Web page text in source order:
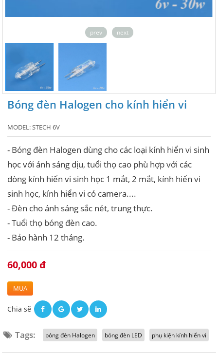
prev next
Bóng đèn Halogen cho kính hiển vi
MODEL:STECH 6V
- Bóng đèn Halogen dùng cho các loại kính hiển vi sinh
học với ánh sáng dịu, tuổi thọ cao phù hợp với các
dòng kính hiển vi sinh học 1 mắt, 2 mắt, kính hiển vi
sinh học, kính hiển vi có camera....
- Đèn cho ánh sáng sắc nét, trung thực.
- Tuổi thọ bóng đèn cao.
- Bảo hành 12 tháng.
60,000 đ
MUA
Chia sẽ
Tags: bóng đèn Halogen bóng đèn LED phụ kiện kính hiển vi